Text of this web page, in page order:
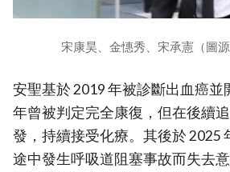
宋康昊、金憓秀、宋承憲（圖
安聖基於 2019 年被診斷出血癌並
年曾被判定完全康復，但在後續
發，持續接受化療。其後於 2025
途中發生呼吸道阻塞事故而失去